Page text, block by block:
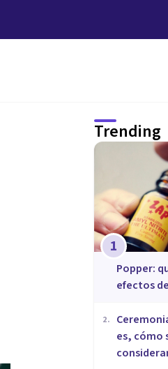
Trending
1
Popper:
efectos
2.
es, cómo